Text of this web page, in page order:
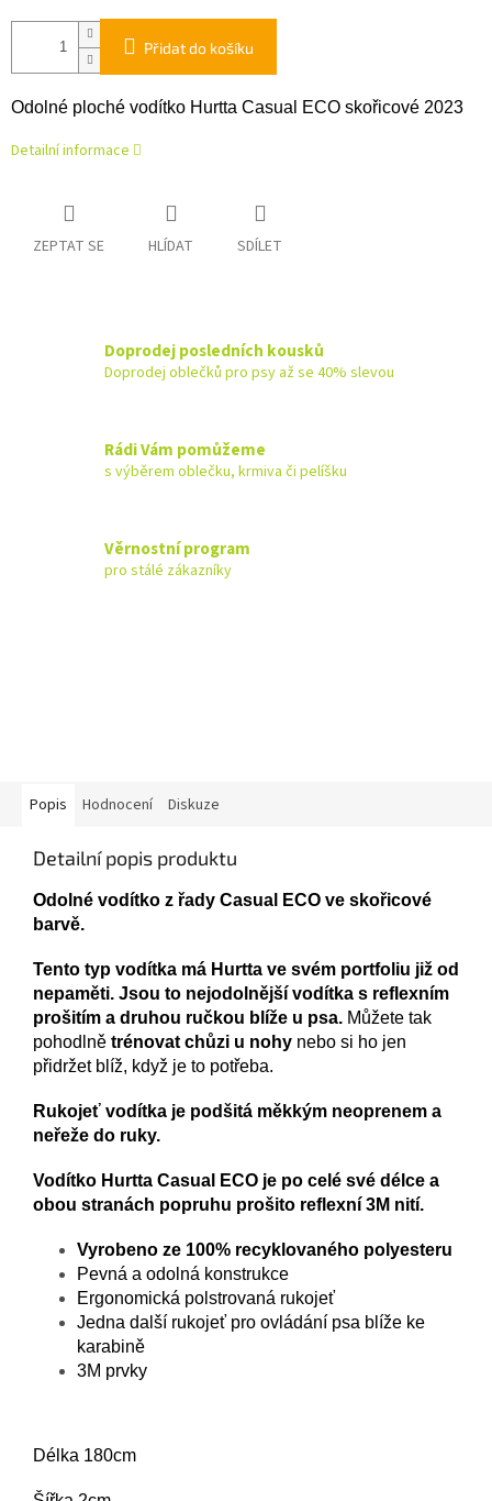
Přidat do košíku
Odolné ploché vodítko Hurtta Casual ECO skořicové 2023
Detailní informace
ZEPTAT SE HLÍDAT SDÍLET
Doprodej posledních kousků
Doprodej oblečků pro psy až se 40% slevou
Rádi Vám pomůžeme
s výběrem oblečku, krmiva či pelíšku
Věrnostní program
pro stálé zákazníky
Popis Hodnocení Diskuze
Detailní popis produktu
Odolné vodítko z řady Casual ECO ve skořicové
barvě.
Tento typ vodítka má Hurtta ve svém portfoliu již od
nepaměti. Jsou to nejodolnější vodítka s reflexním
prošitím a druhou ručkou blíže u psa. Můžete tak
pohodlně trénovat chůzi u nohy nebo si ho jen
přidržet blíž, když je to potřeba.
Rukojeť vodítka je podšitá měkkým neoprenem a
neřeže do ruky.
Vodítko Hurtta Casual ECO je po celé své délce a
obou stranách popruhu prošito reflexní 3M nití.
Vyrobeno ze 100% recyklovaného polyesteru
Pevná a odolná konstrukce
Ergonomická polstrovaná rukojeť
Jedna další rukojeť pro ovládání psa blíže ke
karabině
3M prvky
Délka 180cm